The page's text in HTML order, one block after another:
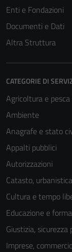
Enti e Fondazioni
Documenti e Dati
Altra Struttura
CATEGORIE DI
Agricoltura e pesca
Ambiente
Anagrafe e stato
Appalti pubblici
Autorizzazioni
Catasto,
Cultura e tempo
Educazione e
Giustizia,
Imprese,